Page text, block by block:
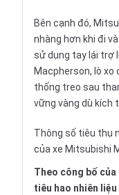
Bên cạnh đó,
nhàng hơn khi đi
sử dụng tay lái trợ
Macpherson, lò xo
thống treo sau
vững vàng dù kích
Thông số tiêu thụ
của xe Mitsubishi
Theo công bố
tiêu hao nhiên liệu